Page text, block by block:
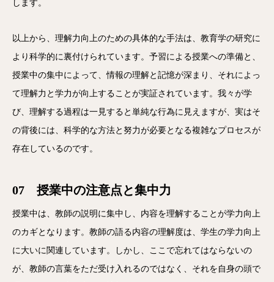
します。
以上から、理解力向上のための具体的な手法は、教育学の研究に
より科学的に裏付けられています。予習による授業への準備と、
授業中の集中によって、情報の理解と記憶が深まり、それによっ
て理解力と学力が向上することが実証されています。我々が学
び、理解する過程は一見すると単純な行為に見えますが、実はそ
の背後には、科学的な方法と努力が必要となる複雑なプロセスが
存在しているのです。
07 授業中の注意点と集中力
授業中は、教師の説明に集中し、内容を理解することが学力向上
のカギとなります。教師の語る内容の理解度は、学生の学力向上
に大いに関連しています。しかし、ここで忘れてはならないの
が、教師の言葉をただ受け入れるのではなく、それを自身の頭で